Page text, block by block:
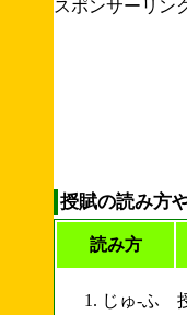
スポンサーリン
授賦の読み方
読み方
じゅ-ふ